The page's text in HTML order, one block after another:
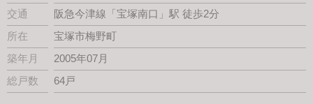
交通
阪急今津線「宝塚南口」駅 徒歩2分
所在
宝塚市梅野町
築年月
2005年07月
総戸数
64戸